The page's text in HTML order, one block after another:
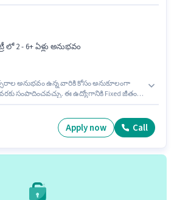
2 - 6+ ఏళ్లు అనుభవం
అనుభవం ఉన్న వారికి కోసం అనుకూలంగా
వరకు సంపాదించవచ్చు. ఈ ఉద్యోగానికి Fixed జీతం
గా చేరండి.
Apply now Call